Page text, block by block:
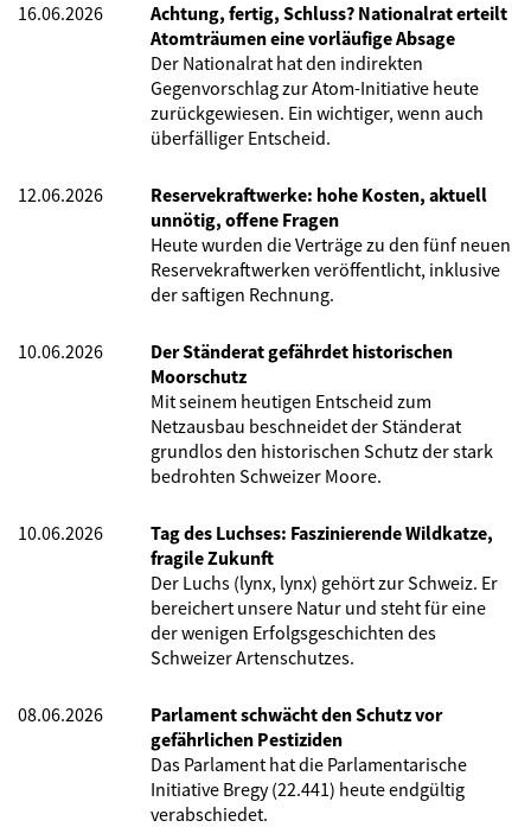
16.06.2026
Achtung, fertig, Schluss? Nationalrat erteilt
Atomträumen eine vorläufige Absage
Der Nationalrat hat den indirekten
Gegenvorschlag zur Atom-Initiative heute
zurückgewiesen. Ein wichtiger, wenn auch
überfälliger Entscheid.
12.06.2026
Reservekraftwerke: hohe Kosten, aktuell
unnötig, offene Fragen
Heute wurden die Verträge zu den fünf neuen
Reservekraftwerken veröffentlicht, inklusive
der saftigen Rechnung.
10.06.2026
Der Ständerat gefährdet historischen
Moorschutz
Mit seinem heutigen Entscheid zum
Netzausbau beschneidet der Ständerat
grundlos den historischen Schutz der stark
bedrohten Schweizer Moore.
10.06.2026
Tag des Luchses: Faszinierende Wildkatze,
fragile Zukunft
Der Luchs (lynx, lynx) gehört zur Schweiz. Er
bereichert unsere Natur und steht für eine
der wenigen Erfolgsgeschichten des
Schweizer Artenschutzes.
08.06.2026
Parlament schwächt den Schutz vor
gefährlichen Pestiziden
Das Parlament hat die Parlamentarische
Initiative Bregy (22.441) heute endgültig
verabschiedet.